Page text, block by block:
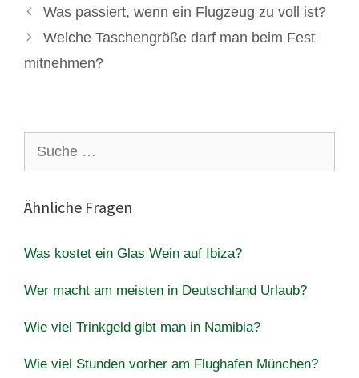
Was passiert, wenn ein Flugzeug zu voll ist?
Welche Taschengröße darf man beim Fest
mitnehmen?
nach:
Ähnliche Fragen
Was kostet ein Glas Wein auf Ibiza?
Wer macht am meisten in Deutschland Urlaub?
Wie viel Trinkgeld gibt man in Namibia?
Wie viel Stunden vorher am Flughafen München?